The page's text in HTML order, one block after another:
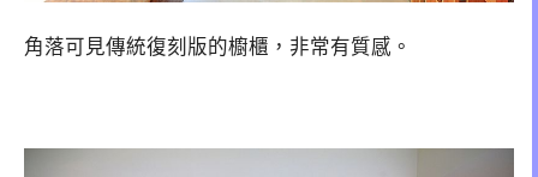
角落可見傳統復刻版的櫥櫃，非常有質感。